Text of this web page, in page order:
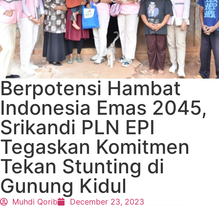
Berpotensi Hambat
Indonesia Emas 2045,
Srikandi PLN EPI
Tegaskan Komitmen
Tekan Stunting di
Gunung Kidul
Muhdi Qorib December 23, 2023